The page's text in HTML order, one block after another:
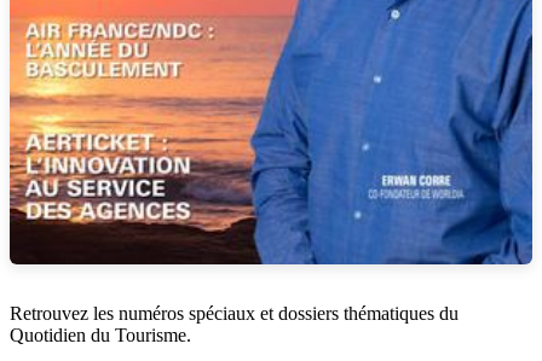
Retrouvez les numéros spéciaux et dossiers thématiques du
Quotidien du Tourisme.